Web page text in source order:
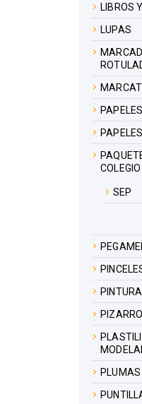
LIBROS
LUPAS
COLEGIO
SEP